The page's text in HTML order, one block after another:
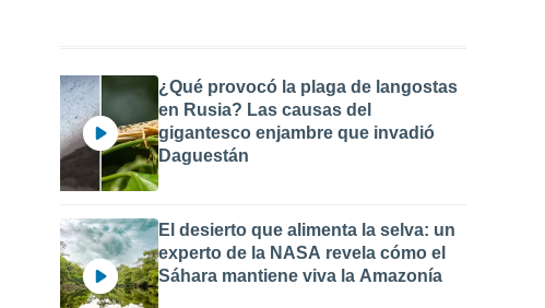
¿Qué provocó la plaga de langostas
en Rusia? Las causas del
gigantesco enjambre que invadió
Daguestán
El desierto que alimenta la selva: un
experto de la NASA revela cómo el
Sáhara mantiene viva la Amazonía